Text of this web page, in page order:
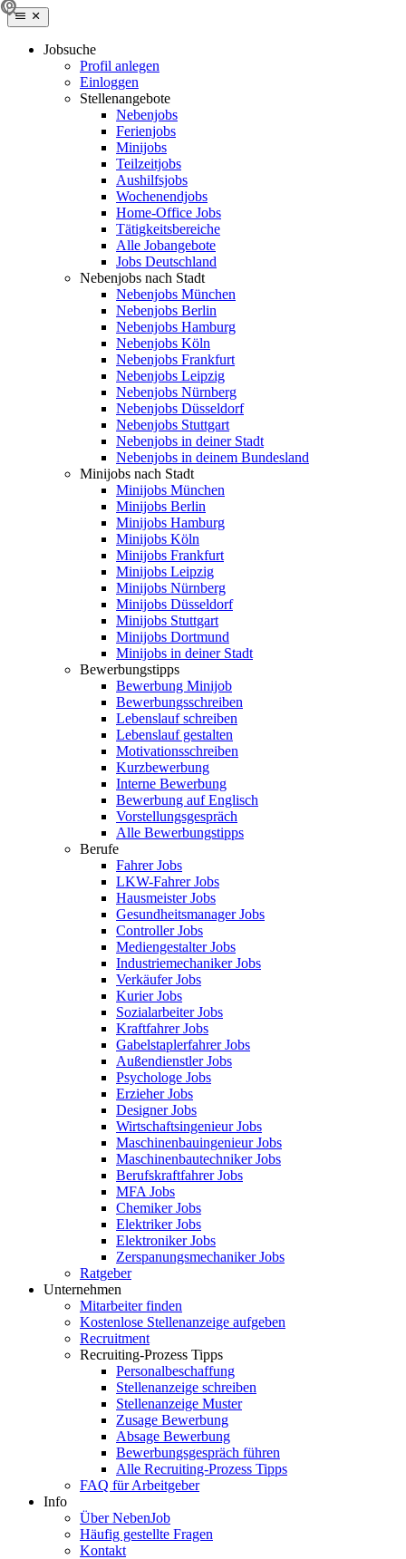
Jobsuche
Profil anlegen
Einloggen
Stellenangebote
Nebenjobs
Ferienjobs
Minijobs
Teilzeitjobs
Aushilfsjobs
Wochenendjobs
Home-Office Jobs
Tätigkeitsbereiche
Alle Jobangebote
Jobs Deutschland
Nebenjobs nach Stadt
Nebenjobs München
Nebenjobs Berlin
Nebenjobs Hamburg
Nebenjobs Köln
Nebenjobs Frankfurt
Nebenjobs Leipzig
Nebenjobs Nürnberg
Nebenjobs Düsseldorf
Nebenjobs Stuttgart
Nebenjobs in deiner Stadt
Nebenjobs in deinem Bundesland
Minijobs nach Stadt
Minijobs München
Minijobs Berlin
Minijobs Hamburg
Minijobs Köln
Minijobs Frankfurt
Minijobs Leipzig
Minijobs Nürnberg
Minijobs Düsseldorf
Minijobs Stuttgart
Minijobs Dortmund
Minijobs in deiner Stadt
Bewerbungstipps
Bewerbung Minijob
Bewerbungsschreiben
Lebenslauf schreiben
Lebenslauf gestalten
Motivationsschreiben
Kurzbewerbung
Interne Bewerbung
Bewerbung auf Englisch
Vorstellungsgespräch
Alle Bewerbungstipps
Berufe
Fahrer Jobs
LKW-Fahrer Jobs
Hausmeister Jobs
Gesundheitsmanager Jobs
Controller Jobs
Mediengestalter Jobs
Industriemechaniker Jobs
Verkäufer Jobs
Kurier Jobs
Sozialarbeiter Jobs
Kraftfahrer Jobs
Gabelstaplerfahrer Jobs
Außendienstler Jobs
Psychologe Jobs
Erzieher Jobs
Designer Jobs
Wirtschaftsingenieur Jobs
Maschinenbauingenieur Jobs
Maschinenbautechniker Jobs
Berufskraftfahrer Jobs
MFA Jobs
Chemiker Jobs
Elektriker Jobs
Elektroniker Jobs
Zerspanungsmechaniker Jobs
Ratgeber
Unternehmen
Mitarbeiter finden
Kostenlose Stellenanzeige aufgeben
Recruitment
Recruiting-Prozess Tipps
Personalbeschaffung
Stellenanzeige schreiben
Stellenanzeige Muster
Zusage Bewerbung
Absage Bewerbung
Bewerbungsgespräch führen
Alle Recruiting-Prozess Tipps
FAQ für Arbeitgeber
Info
Über NebenJob
Häufig gestellte Fragen
Kontakt